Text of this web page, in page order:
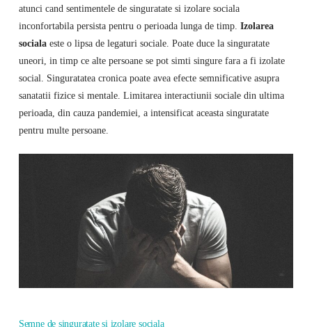
atunci cand sentimentele de singuratate si izolare sociala
inconfortabila persista pentru o perioada lunga de timp. Izolarea
socialaeste o lipsa de legaturi sociale. Poate duce la singuratate
uneori, in timp ce alte persoane se pot simti singure fara a fi izolate
social. Singuratatea cronica poate avea efecte semnificative asupra
sanatatii fizice si mentale. Limitarea interactiunii sociale din ultima
perioada, din cauza pandemiei, a intensificat aceasta singuratate
pentru multe persoane.
Semne de singuratate si izolare sociala